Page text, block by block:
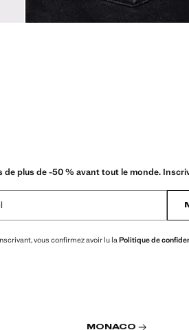
de plus de -50 % avant tout le monde.
vous confirmez avoir lu laPolitique de
MONACO